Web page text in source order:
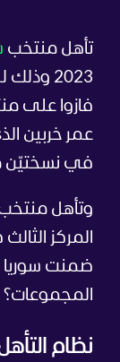
تأهل منتخب
2023
عمر خربين
في نسختيّن
المركز
ضمنت سوريا
المجموعات؟
نظام التأهل إلى